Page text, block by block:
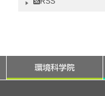
カ